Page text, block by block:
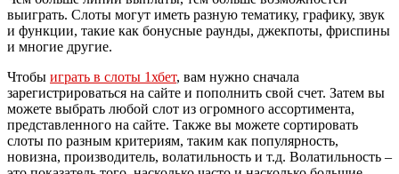
выиграть. Слоты могут иметь разную тематику, графику, звук
и функции, такие как бонусные раунды, джекпоты, фриспины
и многие другие.
Чтобы играть в слоты 1хбет, вам нужно сначала
зарегистрироваться на сайте и пополнить свой счет. Затем вы
можете выбрать любой слот из огромного ассортимента,
представленного на сайте. Также вы можете сортировать
слоты по разным критериям, таким как популярность,
новизна, производитель, волатильность и т.д. Волатильность –